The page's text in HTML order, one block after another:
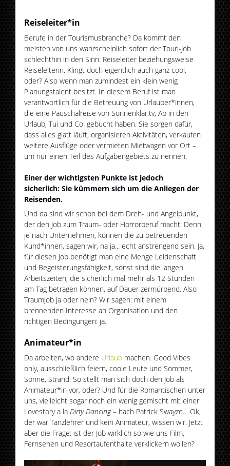
Reiseleiter*in
Berufe in der Tourismusbranche? Da kommt den
meisten von uns wahrscheinlich sofort der Touri-Job
schlechthin in den Sinn: Reiseleiter beziehungsweise
Reiseleiterin. Klingt doch eigentlich auch ganz cool,
oder? Also wenn man zumindest ein klein wenig
Planungstalent besitzt. In diesem Beruf ist man
verantwortlich für die Betreuung von Urlauber*innen,
die eine Pauschalreise von Sonnenklar.tv, Ab in den
Urlaub, Tui und Co. gebucht haben. Sie sorgen dafür,
dass alles glatt läuft, organisieren Aktivitäten, verkaufen
weitere Ausflüge oder vermieten Mietwagen vor Ort –
um nur einen Teil des Aufgabengebiets zu nennen.
Einer der wichtigsten Punkte ist jedoch
sicherlich: Sie kümmern sich um die Anliegen der
Reisenden.
Und da sind wir schon bei dem Dreh- und Angelpunkt,
der den Job zum Traum- oder Horrorberuf macht: Denn
je nach Unternehmen, können die zu betreuenden
Kund*innen, sagen wir, na ja... echt anstrengend sein. Ja,
für diesen Job benötigt man eine Menge Leidenschaft
und Begeisterungsfähigkeit, sonst sind die langen
Arbeitszeiten, die sicherlich mal mehr als 12 Stunden
am Tag betragen können, auf Dauer zermürbend. Also
Traumjob ja oder nein? Wir sagen: mit einem
brennenden Interesse an Organisation und den
richtigen Bedingungen: ja.
Animateur*in
Da arbeiten, wo andere Urlaub machen. Good Vibes
only, ausschließlich feiern, coole Leute und Sommer,
Sonne, Strand. So stellt man sich doch den Job als
Animateur*in vor, oder? Und für die Romantischen unter
uns, vielleicht sogar noch ein wenig gemischt mit einer
Lovestory a laDirty Dancing– hach Patrick Swayze… Ok,
der war Tanzlehrer und kein Animateur, wissen wir. Jetzt
aber die Frage: ist der Job wirklich so wie uns Film,
Fernsehen und Resortaufenthalte verklickern wollen?